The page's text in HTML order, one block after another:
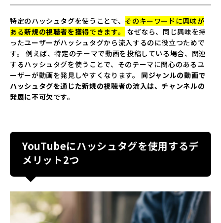
特定のハッシュタグを使うことで、 そのキーワードに興味が
ある新規の視聴者を獲得できます。
なぜなら、同じ興味を持
ったユーザーがハッシュタグから流入するのに役立つためで
す。 例えば、特定のテーマで動画を投稿している場合、関連
するハッシュタグを使うことで、そのテーマに関心のあるユ
ーザーが動画を発見しやすくなります。 同ジャンルの動画で
ハッシュタグを通じた新規の視聴者の流入は、チャンネルの
発展に不可欠です。
YouTubeにハッシュタグを使用するデ
メリット2つ